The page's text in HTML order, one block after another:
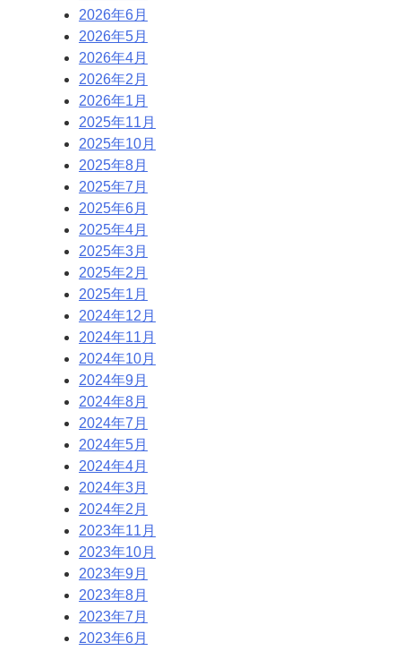
2026年6月
2026年5月
2026年4月
2026年2月
2026年1月
2025年11月
2025年10月
2025年8月
2025年7月
2025年6月
2025年4月
2025年3月
2025年2月
2025年1月
2024年12月
2024年11月
2024年10月
2024年9月
2024年8月
2024年7月
2024年5月
2024年4月
2024年3月
2024年2月
2023年11月
2023年10月
2023年9月
2023年8月
2023年7月
2023年6月